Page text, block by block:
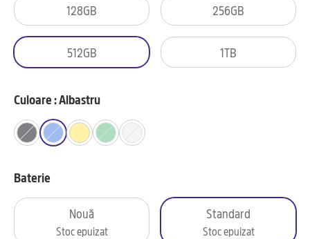
128GB 256GB
512GB 1TB
Culoare : Albastru
Baterie
Nouă
Stoc epuizat
Standard
Stoc epuizat